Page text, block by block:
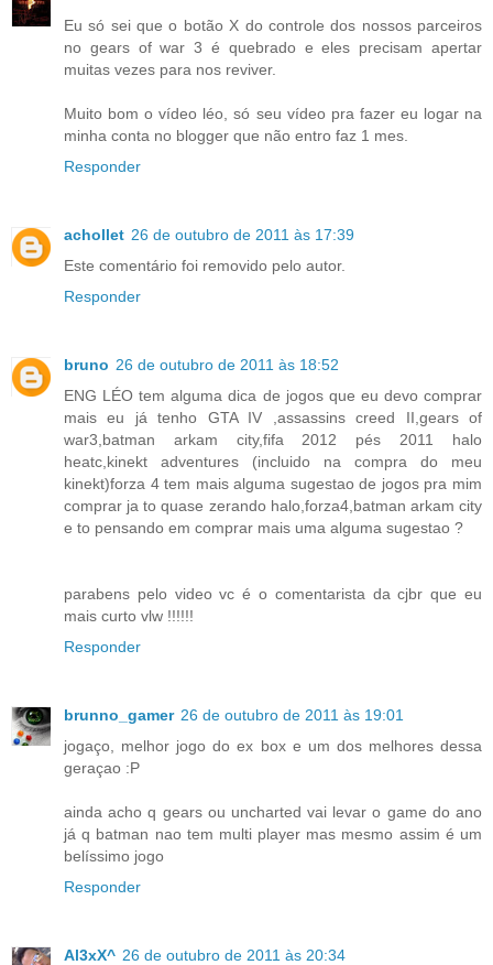
Eu só sei que o botão X do controle dos nossos parceiros
no gears of war 3 é quebrado e eles precisam apertar
muitas vezes para nos reviver.
Muito bom o vídeo léo, só seu vídeo pra fazer eu logar na
minha conta no blogger que não entro faz 1 mes.
Responder
achollet 26 de outubro de 2011 às 17:39
Este comentário foi removido pelo autor.
Responder
bruno 26 de outubro de 2011 às 18:52
ENG LÉO tem alguma dica de jogos que eu devo comprar
mais eu já tenho GTA IV ,assassins creed II,gears of
war3,batman arkam city,fifa 2012 pés 2011 halo
heatc,kinekt adventures (incluido na compra do meu
kinekt)forza 4 tem mais alguma sugestao de jogos pra mim
comprar ja to quase zerando halo,forza4,batman arkam city
e to pensando em comprar mais uma alguma sugestao ?
parabens pelo video vc é o comentarista da cjbr que eu
mais curto vlw !!!!!!
Responder
brunno_gamer 26 de outubro de 2011 às 19:01
jogaço, melhor jogo do ex box e um dos melhores dessa
geraçao :P
ainda acho q gears ou uncharted vai levar o game do ano
já q batman nao tem multi player mas mesmo assim é um
belíssimo jogo
Responder
Al3xX^ 26 de outubro de 2011 às 20:34